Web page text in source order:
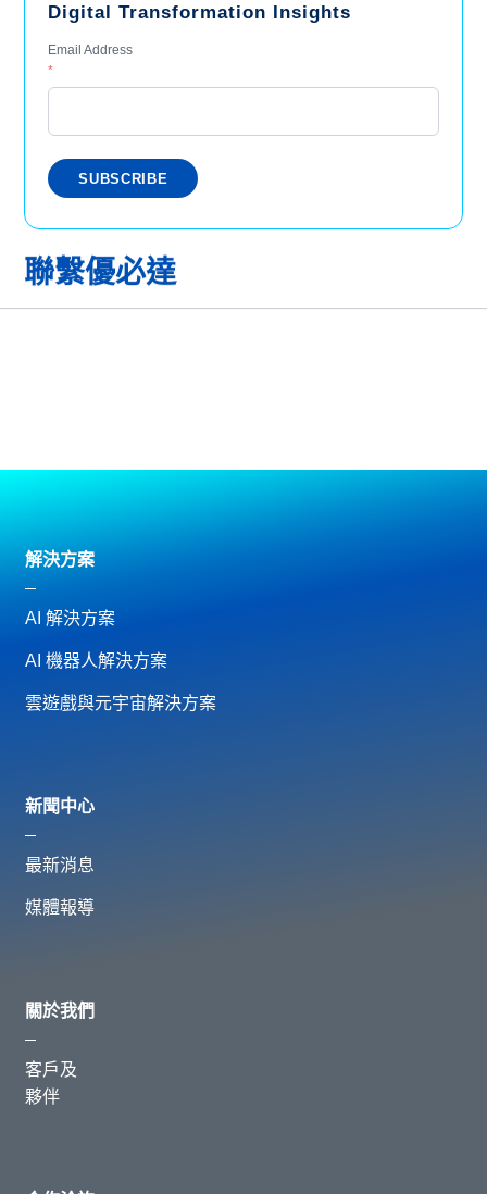
Digital Transformation Insights
Email Address
*
聯繫優必達
解決方案
AI 解決方案
AI 機器人解決方案
雲遊戲與元宇宙解決方案
新聞中心
最新消息
媒體報導
關於我們
客戶及
夥伴